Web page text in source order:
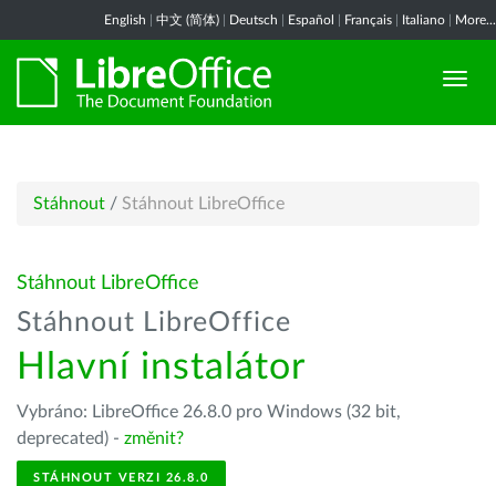
English 中文 (简体) Deutsch Español Français Italiano More...
Stáhnout / Stáhnout LibreOffice
Stáhnout LibreOffice
Stáhnout LibreOffice
Hlavní instalátor
Vybráno: LibreOffice 26.8.0 pro Windows (32 bit,
deprecated) - změnit?
STÁHNOUT VERZI 26.8.0